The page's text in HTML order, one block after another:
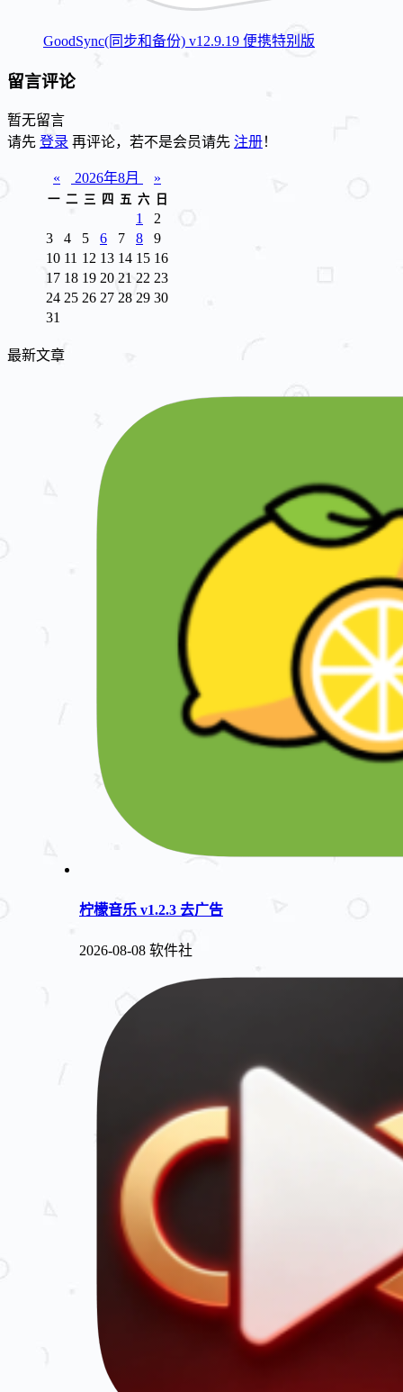
GoodSync(同步和备份) v12.9.19 便携特别版
留言评论
暂无留言
请先 登录 再评论，若不是会员请先 注册！
« 2026年8月 »
一 二 三 四 五 六 日
1
2
3
4 5 6 7 8
9
10 11 12 13 14 15 16
17 18 19 20 21 22 23
24 25 26 27 28 29 30
31
最新文章
柠檬音乐 v1.2.3 去广告
2026-08-08 软件社